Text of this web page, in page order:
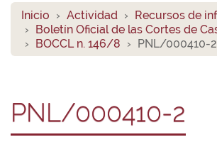
Inicio Actividad
Recursos de
Boletín Oficial de las Cortes de
BOCCL n. 146/8
PNL/000410-2
PNL/000410-2